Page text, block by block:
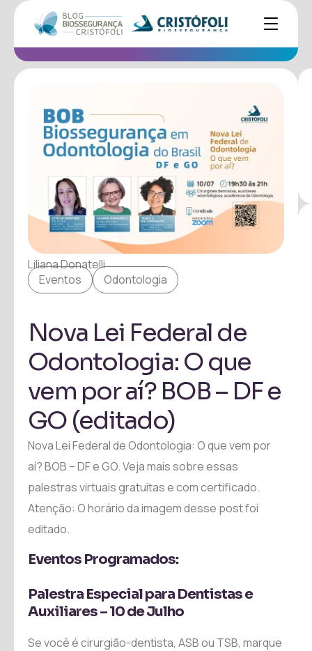
Liliana Donatelli
Eventos
Odontologia
Nova Lei Federal de
Odontologia: O que
vem por aí? BOB – DF e
GO (editado)
Nova Lei Federal de Odontologia: O que vem por
aí? BOB – DF e GO. Veja mais sobre essas
palestras virtuais gratuitas e com certificado.
Atenção: O horário da imagem desse post foi
editado.
Eventos Programados:
Palestra Especial para Dentistas e
Auxiliares – 10 de Julho
Se você é cirurgião-dentista, ASB ou TSB, marque